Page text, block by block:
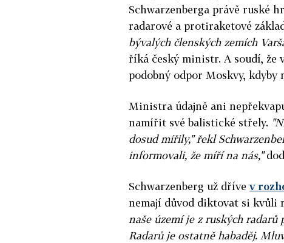
Schwarzenberga právě ruské
radarové a protiraketové
bývalých členských zemích
říká český ministr. A soudí, že
podobný odpor Moskvy,
Ministra údajně ani
namířit své balistické střely.
dosud mířily," řekl
informovali, že míří na nás,"
Schwarzenberg už dřívev
nemají důvod diktovat si kvůli
naše území je z ruských
Radarů je ostatně habaděj.